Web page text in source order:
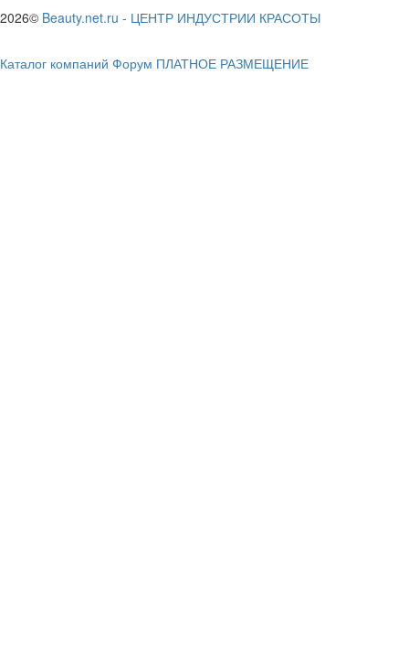
2026© Beauty.net.ru - ЦЕНТР ИНДУСТРИИ КРАСОТЫ
Каталог компаний Форум ПЛАТНОЕ РАЗМЕЩЕНИЕ